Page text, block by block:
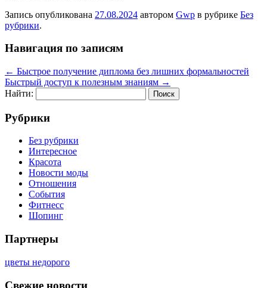
Запись опубликована 27.08.2024 автором Gwp в рубрике Без
рубрики.
Навигация по записям
← Быстрое получение диплома без лишних формальностей
Быстрый доступ к полезным знаниям →
Найти:
Рубрики
Без рубрики
Интересное
Красота
Новости моды
Отношения
События
Фитнесс
Шопинг
Партнеры
цветы недорого
Свежие новости